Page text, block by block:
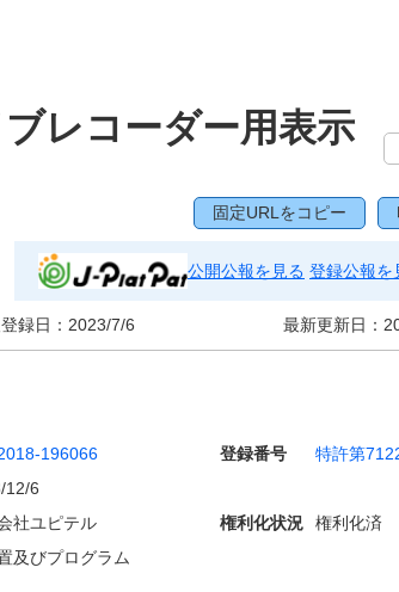
レコーダー用表示
固定URLをコピー
公開公報を見る 登録公報を
録日： 2023/7/6 最新更新日：
196066 登録番号
特許第
12/6
社ユピテル 権利化状況
権利化済
及びプログラム